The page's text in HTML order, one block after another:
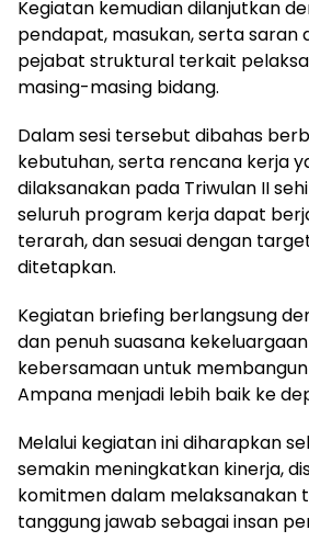
Kegiatan kemudian dilanjutkan
pendapat, masukan, serta saran
pejabat struktural terkait
masing-masing bidang.
Dalam sesi tersebut dibahas
kebutuhan, serta rencana kerja
dilaksanakan pada Triwulan II
seluruh program kerja dapat
terarah, dan sesuai dengan
ditetapkan.
Kegiatan briefing berlangsung
dan penuh suasana
kebersamaan untuk membangun
Ampana menjadi lebih baik ke
Melalui kegiatan ini diharapkan
semakin meningkatkan kinerja,
komitmen dalam melaksanakan
tanggung jawab sebagai insan